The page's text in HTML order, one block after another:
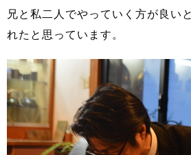
兄と私二人でやっていく方が良い
れたと思っています。